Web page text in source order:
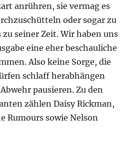
anrühren, sie vermag es
oder sogar zu
seiner Zeit. Wir haben uns
eine eher beschauliche
Also keine Sorge, die
schlaff herabhängen
pausieren. Zu den
zählen Daisy Rickman,
Rumours sowie Nelson